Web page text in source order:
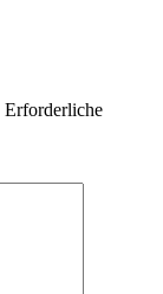
Erforderliche